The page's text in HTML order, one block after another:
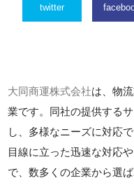
twitter
大同商運株式会社は、物
業です。同社の提供する
し、多様なニーズに対応
目線に立った迅速な対応
で、数多くの企業から選ば